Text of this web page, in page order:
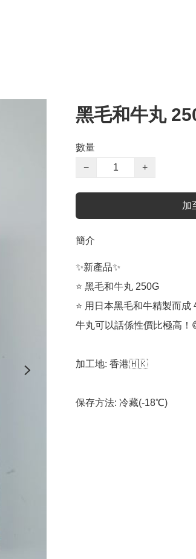
黑毛和牛丸
數量
−
+
加
簡介
✨新產品✨﻿
⭐️ 黑毛和牛丸 250G
⭐️ 用日本黑毛和牛精製而
牛丸可以話係性價比極高！﻿
加工地: ﻿香港🇭🇰
保存方法: 冷藏(-18℃)﻿